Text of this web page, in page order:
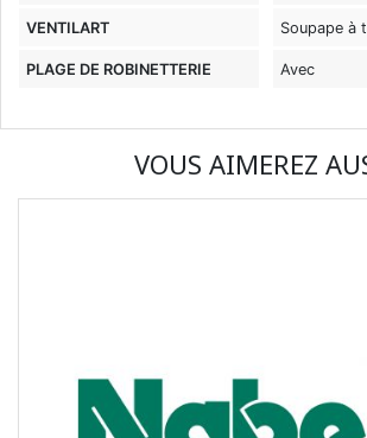
VENTILART Soupape à
PLAGE DE ROBINETTERIE Avec
VOUS AIMEREZ